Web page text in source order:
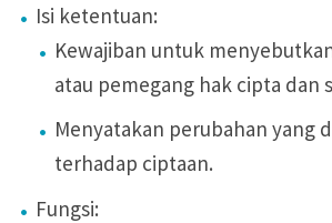
Isi ketentuan:
Kewajiban untuk
atau pemegang hak cipta dan
Menyatakan perubahan yang
terhadap ciptaan.
Fungsi: